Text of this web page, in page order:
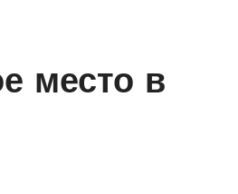
место в